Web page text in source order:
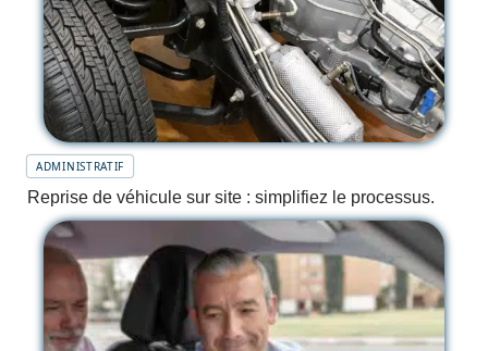
ADMINISTRATIF
Reprise de véhicule sur site : simplifiez le processus.